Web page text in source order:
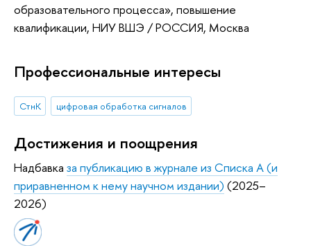
образовательного процесса», повышение
квалификации, НИУ ВШЭ / РОССИЯ, Москва
Профессиональные интересы
СтнК цифровая обработка сигналов
Достижения и поощрения
Надбавка за публикацию в журнале из Списка А (и
приравненном к нему научном издании) (2025–
2026)